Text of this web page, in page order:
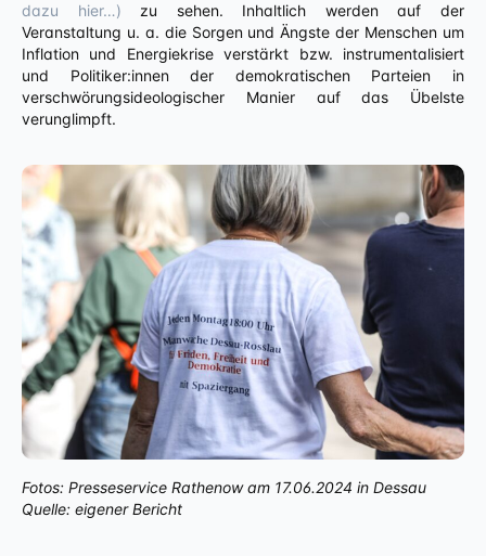
dazu hier…) zu sehen. Inhaltlich werden auf der
Veranstaltung u. a. die Sorgen und Ängste der Menschen um
Inflation und Energiekrise verstärkt bzw. instrumentalisiert
und Politiker:innen der demokratischen Parteien in
verschwörungsideologischer Manier auf das Übelste
verunglimpft.
Fotos: Presseservice Rathenow am 17.06.2024 in Dessau
Quelle: eigener Bericht